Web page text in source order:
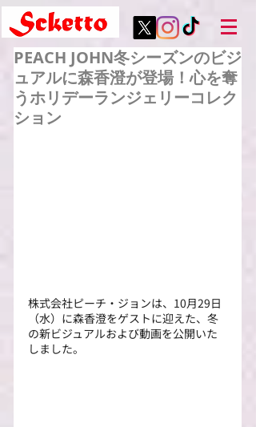
PEACH JOHN冬シーズンのビジ
ュアルに森香澄が登場！心を奪
うホリデーランジェリーコレク
ション
株式会社ピーチ・ジョンは、10月29日
（水）に森香澄をゲストに迎えた、冬
の新ビジュアルおよび動画を公開いた
しました。